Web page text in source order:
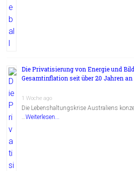
Die Privatisierung von Energie und
Gesamtinflation seit über 20 Jahren an
1 Woche ago
Die Lebenshaltungskrise Australiens
…Weiterlesen...